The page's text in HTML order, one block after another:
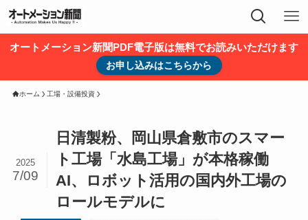
オートメーション新聞PDF電子版は無料でお読みいただけます
お申し込みはこちらから
ホーム 工場・設備投資
日清製粉、岡山県倉敷市のスマー
ト工場「水島工場」が本格稼働
AI、ロボット活用の国内外工場の
ロールモデルに
2025
7/09